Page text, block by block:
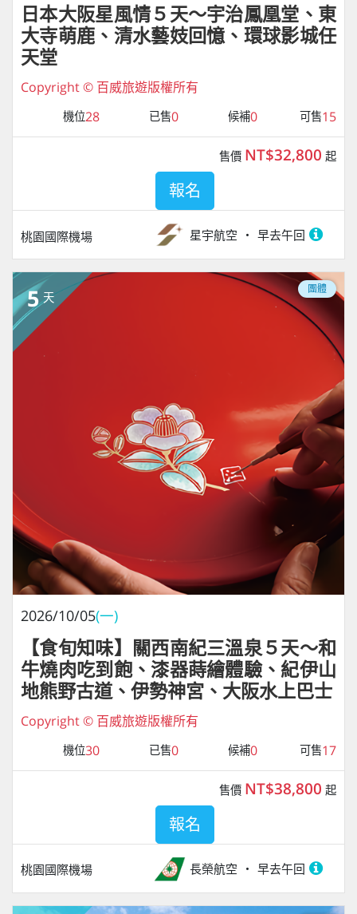
日本大阪星風情５天～宇治鳳凰堂、東
大寺萌鹿、清水藝妓回憶、環球影城任
天堂
Copyright © 百威旅遊版權所有
機位28 已售0 候補0 可售15
桃園國際機場 星宇航空 早去午回
售價 NT$32,800 起
報名
5 天
團體
2026/10/05(一)
【食旬知味】關西南紀三溫泉５天～和
牛燒肉吃到飽、漆器蒔繪體驗、紀伊山
地熊野古道、伊勢神宮、大阪水上巴士
Copyright © 百威旅遊版權所有
機位30 已售0 候補0 可售17
桃園國際機場 長榮航空 早去午回
售價 NT$38,800 起
報名